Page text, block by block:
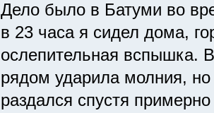
Дело было в Батуми во
в 23 часа я сидел дома,
ослепительная вспышка.
рядом ударила молния,
раздался спустя